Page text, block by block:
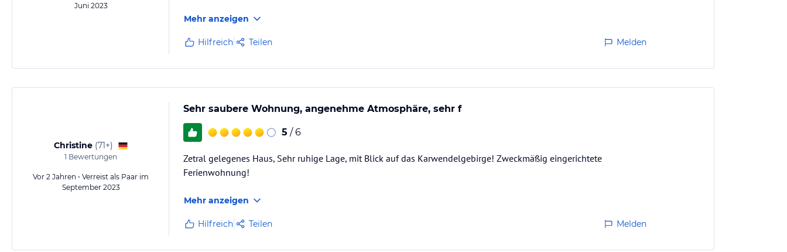
Juni 2023
Mehr anzeigen
Hilfreich Teilen Melden
Christine (71+)
1 Bewertungen
Vor 2 Jahren • Verreist als Paar im
September 2023
Sehr saubere Wohnung, angenehme Atmosphäre, sehr f
5 / 6
Zetral gelegenes Haus, Sehr ruhige Lage, mit Blick auf das Karwendelgebirge! Zweckmäßig eingerichtete
Ferienwohnung!
Mehr anzeigen
Hilfreich Teilen Melden